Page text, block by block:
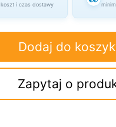
koszt i czas dostawy
Zapytaj o
Dodaj do